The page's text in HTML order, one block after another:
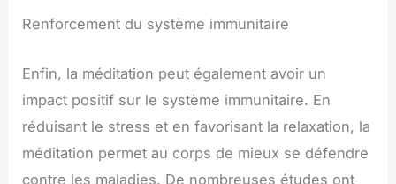
Renforcement du système immunitaire
Enfin, la méditation peut également avoir un
impact positif sur le système immunitaire. En
réduisant le stress et en favorisant la relaxation, la
méditation permet au corps de mieux se défendre
contre les maladies. De nombreuses études ont